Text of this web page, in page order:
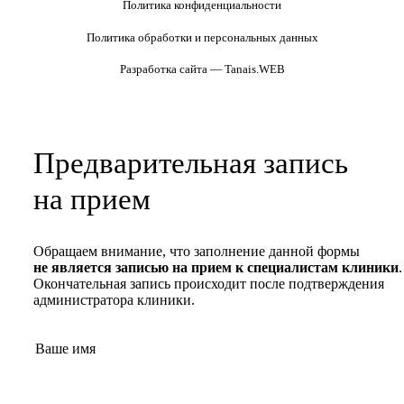
Политика конфиденциальности
Политика обработки и персональных данных
Разработка сайта — Tanais.WEB
Предварительная запись
на прием
Обращаем внимание, что заполнение данной формы
не является записью на прием к специалистам клиники.
Окончательная запись происходит после подтверждения
администратора клиники.